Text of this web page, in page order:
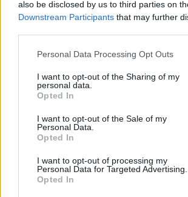
also be disclosed by us to third parties on
Downstream Participants that may further
Personal Data Processing Opt Outs
I want to opt-out of the Sharing of my
personal data.
Opted In
I want to opt-out of the Sale of my
Personal Data.
Opted In
I want to opt-out of processing my
Personal Data for Targeted Advertising.
Opted In
programmazione di iniziative
occasione della giornata
celiachia (16 maggio).
L’Aula ha approvato anche un
cui si invita la Giunta a
HACCP obbligatori per tutti gli
settore alimentare,
specifico aggiornamento per la